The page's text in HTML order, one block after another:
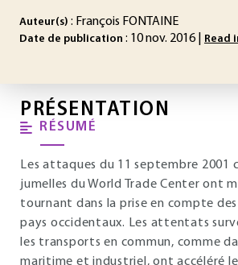
Auteur(s) : François FONTAINE
Date de publication : 10 nov. 2016 | Read
PRÉSENTATION
RÉSUMÉ
Les attaques du 11 septembre 2001
jumelles du World Trade Center ont
tournant dans la prise en compte des
pays occidentaux. Les attentats
les transports en commun, comme
maritime et industriel, ont accéléré